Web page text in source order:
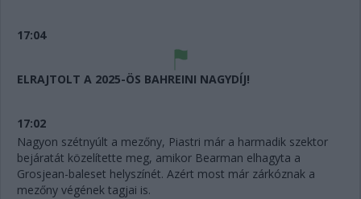
17:04
ELRAJTOLT A 2025-ÖS BAHREINI NAGYDÍJ!
17:02
Nagyon szétnyúlt a mezőny, Piastri már a harmadik szektor
bejáratát közelítette meg, amikor Bearman elhagyta a
Grosjean-baleset helyszínét. Azért most már zárkóznak a
mezőny végének tagjai is.